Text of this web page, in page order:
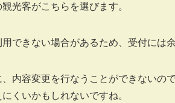
光客がこちらを選びます。
できない場合があるため、受付には
内容変更を行なうことができないの
くいかもしれないですね。